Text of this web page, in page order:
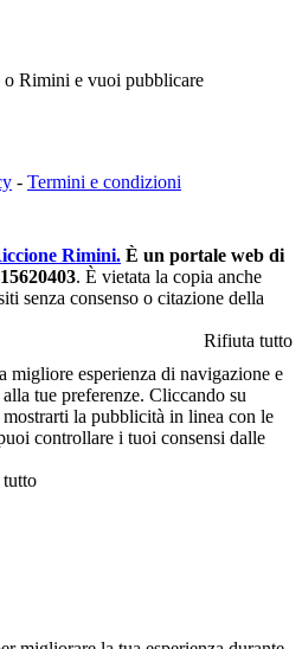
o Rimini e vuoi pubblicare
- Termini e condizioni
Rimini. È un portale web di
. È vietata la copia anche
senza consenso o citazione della
Rifiuta tutto
esperienza di navigazione e
tue preferenze. Cliccando su
la pubblicità in linea con le
controllare i tuoi consensi dalle
tutto